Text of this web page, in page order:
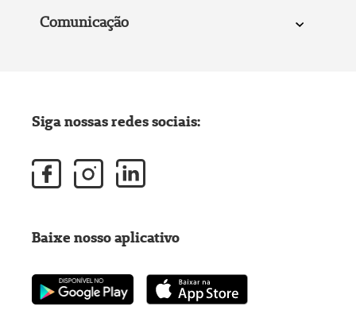
Comunicação
Siga nossas redes sociais:
Baixe nosso aplicativo